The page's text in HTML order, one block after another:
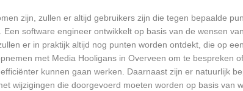
zijn, zullen er altijd gebruikers zijn die tegen bepaalde
software engineer ontwikkelt op basis van de wensen
er in praktijk altijd nog punten worden ontdekt, die op
met Media Hooligans in Overveen om te bespreken
kunnen gaan werken. Daarnaast zijn er natuurlijk
wijzigingen die doorgevoerd moeten worden op basis van